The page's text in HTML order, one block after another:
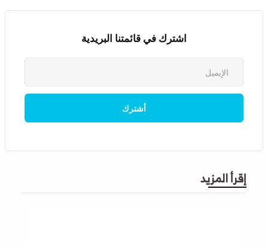
اشترك في قائمتنا البريدية
إقرأ المزيد